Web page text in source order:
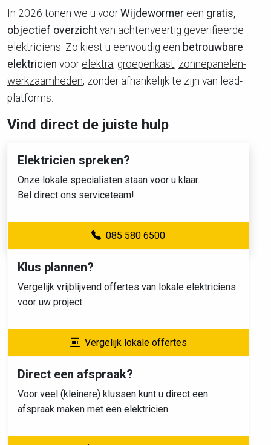
In 2026 tonen we u voorWijdewormer een gratis,
objectief overzicht van achtenveertig geverifieerde
elektriciens. Zo kiest u eenvoudig een betrouwbare
elektricien voor elektra, groepenkast, zonnepanelen-
werkzaamheden, zonder afhankelijk te zijn van lead-
platforms.
Vind direct de juiste hulp
Elektricien spreken?
Onze lokale specialisten staan voor u klaar.
Bel direct ons serviceteam!
085 580 6500
Klus plannen?
Vergelijk vrijblijvend offertes van lokale elektriciens
voor uw project
Vergelijk lokale offertes
Direct een afspraak?
Voor veel (kleinere) klussen kunt u direct een
afspraak maken met een elektricien